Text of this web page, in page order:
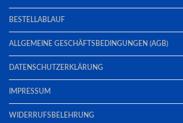
BESTELLABLAUF
ALLGEMEINE GESCHÄFTSBEDINGUNGEN (AGB)
DATENSCHUTZERKLÄRUNG
IMPRESSUM
WIDERRUFSBELEHRUNG